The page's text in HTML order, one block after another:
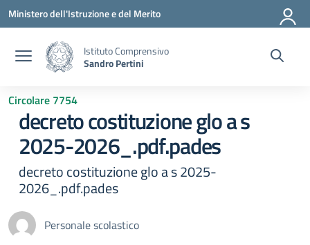
Vai ai contenuti
Vai al menu di navigazione
Vai al footer
Ministero dell'Istruzione e del Merito
Istituto Comprensivo
Sandro Pertini
Circolare 7754
decreto costituzione glo a s
2025-2026_.pdf.pades
decreto costituzione glo a s 2025-
2026_.pdf.pades
Personale scolastico